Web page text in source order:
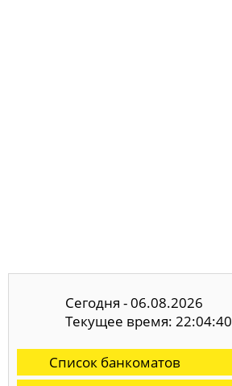
Сегодня - 06.08.2026
Текущее время: 22:04:40
Список банкоматов